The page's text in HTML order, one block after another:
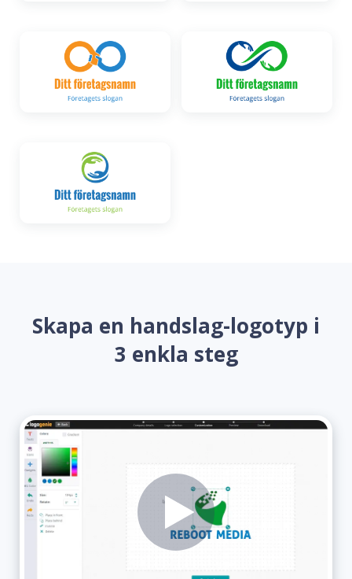
Skapa en handslag-logotyp i
3 enkla steg